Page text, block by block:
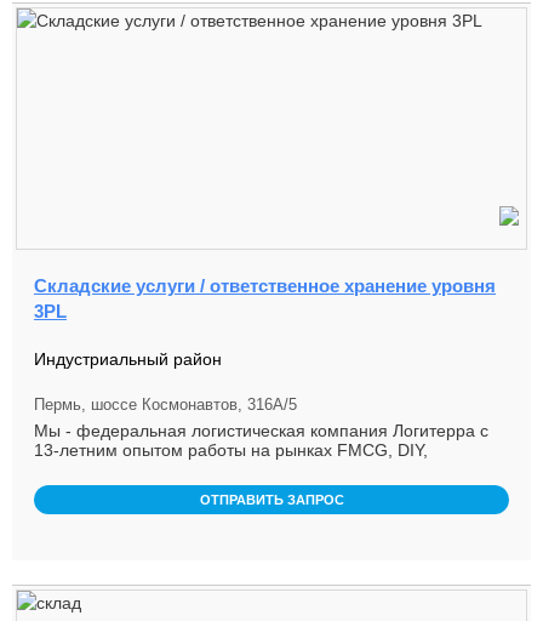
Складские услуги / ответственное хранение уровня
3PL
Индустриальный район
Пермь, шоссе Космонавтов, 316А/5
Мы - федеральная логистическая компания Логитерра с
13-летним опытом работы на рынках FMCG, DIY,
ОТПРАВИТЬ ЗАПРОС